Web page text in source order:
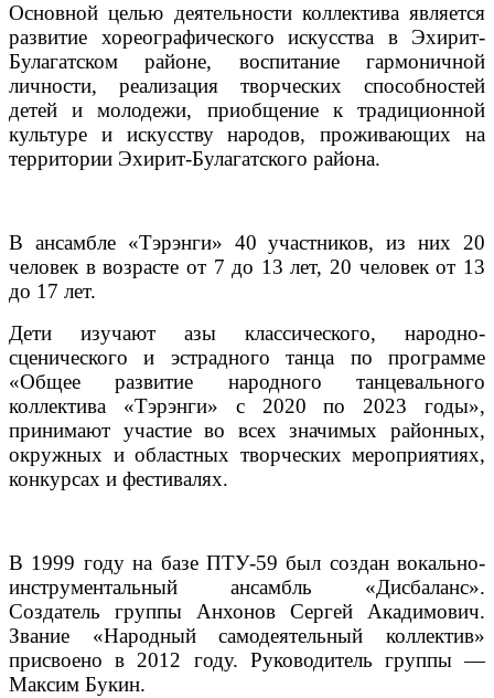
Основной целью деятельности коллектива является
развитие хореографического искусства в Эхирит-
Булагатском районе, воспитание гармоничной
личности, реализация творческих способностей
детей и молодежи, приобщение к традиционной
культуре и искусству народов, проживающих на
территории Эхирит-Булагатского района.
В ансамбле «Тэрэнги» 40 участников, из них 20
человек в возрасте от 7 до 13 лет, 20 человек от 13
до 17 лет.
Дети изучают азы классического, народно-
сценического и эстрадного танца по программе
«Общее развитие народного танцевального
коллектива «Тэрэнги» с 2020 по 2023 годы»,
принимают участие во всех значимых районных,
окружных и областных творческих мероприятиях,
конкурсах и фестивалях.
В 1999 году на базе ПТУ-59 был создан вокально-
инструментальный ансамбль «Дисбаланс».
Создатель группы Анхонов Сергей Акадимович.
Звание «Народный самодеятельный коллектив»
присвоено в 2012 году. Руководитель группы —
Максим Букин.